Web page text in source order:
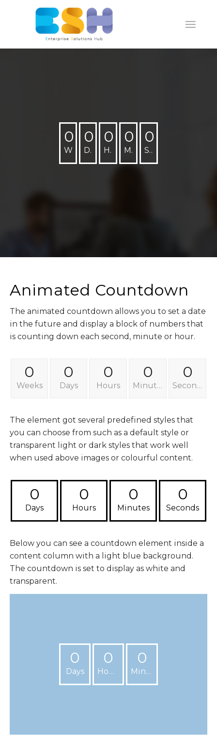
0 0
Days
0
Hours
0
Minutes
0
Seconds
Animated Countdown
The animated countdown allows you to set a date
in the future and display a block of numbers that
is counting down each second, minute or hour.
0
Weeks
0
Days
0
Hours
0
Minutes
0
Seconds
The element got several predefined styles that
you can choose from such as a default style or
transparent light or dark styles that work well
when used above images or colourful content.
0
Days
0
Hours
0
Minutes
0
Seconds
Below you can see a countdown element inside a
content column with a light blue background.
The countdown is set to display as white and
transparent.
0
Days
0
Hours
0
Minutes